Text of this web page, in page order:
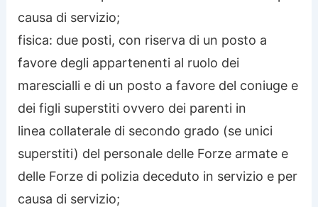
causa di servizio;
fisica: due posti, con riserva di un posto a
favore degli appartenenti al ruolo dei
marescialli e di un posto a favore del coniuge e
dei figli superstiti ovvero dei parenti in
linea collaterale di secondo grado (se unici
superstiti) del personale delle Forze armate e
delle Forze di polizia deceduto in servizio e per
causa di servizio;